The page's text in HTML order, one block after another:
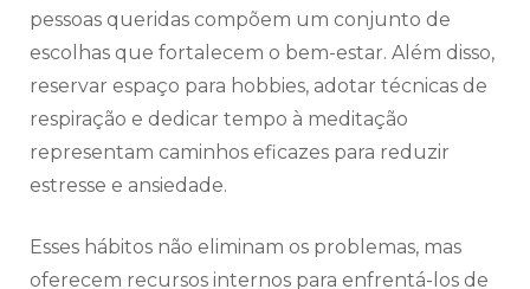
pessoas queridas compõem um conjunto de
escolhas que fortalecem o bem-estar. Além disso,
reservar espaço para hobbies, adotar técnicas de
respiração e dedicar tempo à meditação
representam caminhos eficazes para reduzir
estresse e ansiedade.
Esses hábitos não eliminam os problemas, mas
oferecem recursos internos para enfrentá-los de